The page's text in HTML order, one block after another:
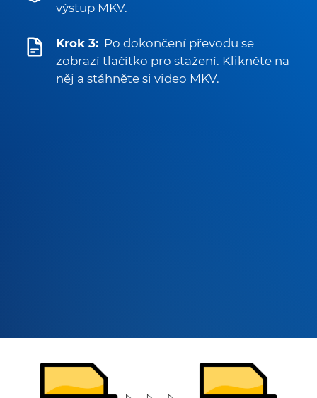
výstup MKV.
Krok 3: Po dokončení převodu se
zobrazí tlačítko pro stažení. Klikněte na
něj a stáhněte si video MKV.